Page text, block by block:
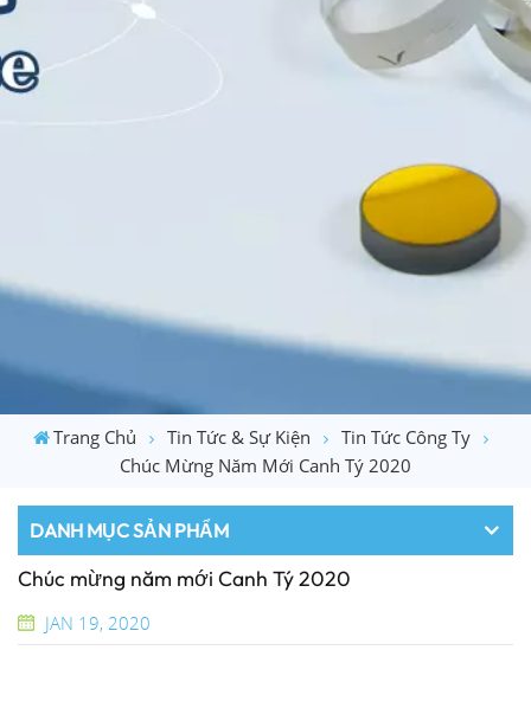
Trang Chủ Tin Tức & Sự Kiện
Tin Tức Công Ty
Chúc Mừng Năm Mới Canh Tý 2020
DANH MỤC SẢN PHẨM
Chúc mừng năm mới Canh Tý 2020
JAN 19, 2020